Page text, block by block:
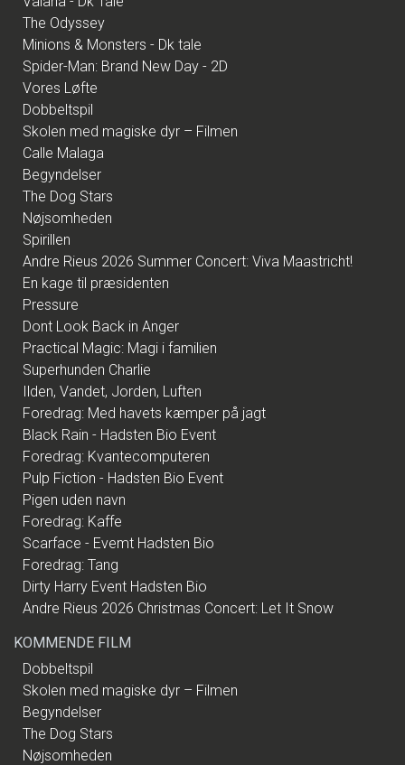
The Odyssey
Minions & Monsters - Dk tale
Spider-Man: Brand New Day - 2D
Vores Løfte
Dobbeltspil
Skolen med magiske dyr – Filmen
Calle Malaga
Begyndelser
The Dog Stars
Nøjsomheden
Spirillen
Andre Rieus 2026 Summer Concert: Viva Maastricht!
En kage til præsidenten
Pressure
Dont Look Back in Anger
Practical Magic: Magi i familien
Superhunden Charlie
Ilden, Vandet, Jorden, Luften
Foredrag: Med havets kæmper på jagt
Black Rain - Hadsten Bio Event
Foredrag: Kvantecomputeren
Pulp Fiction - Hadsten Bio Event
Pigen uden navn
Foredrag: Kaffe
Scarface - Evemt Hadsten Bio
Foredrag: Tang
Dirty Harry Event Hadsten Bio
Andre Rieus 2026 Christmas Concert: Let It Snow
KOMMENDE FILM
Dobbeltspil
Skolen med magiske dyr – Filmen
Begyndelser
The Dog Stars
Nøjsomheden